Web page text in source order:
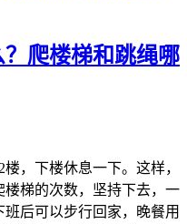
爬楼梯和跳绳哪
，下楼休息一下。这样，
梯的次数，坚持下去，一
后可以步行回家，晚餐用